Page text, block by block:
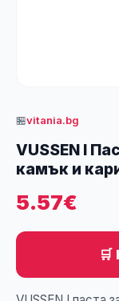
🏪vitania.bg
VUSSEN I
камък и
5.57€